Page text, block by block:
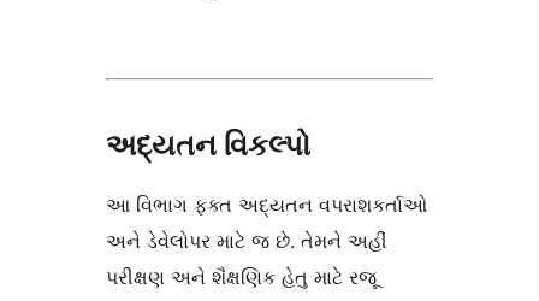
અદ્યતન વિકલ્પો
આ વિભાગ ફક્ત અદ્યતન વપરાશકર્તાઓ
અને ડેવેલોપર માટે જ છે. તેમને અહીં
પરીક્ષણ અને શૈક્ષણિક હેતુ માટે રજૂ